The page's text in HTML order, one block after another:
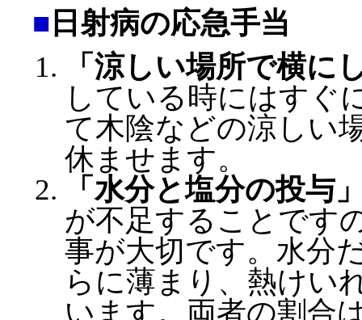
■ 日射病の応急手当
「涼しい場所で横に
している時にはすぐ
て木陰などの涼しい
休ませます。
「水分と塩分の投与
が不足することです
事が大切です。水分
らに薄まり、熱けい
います。両者の割合